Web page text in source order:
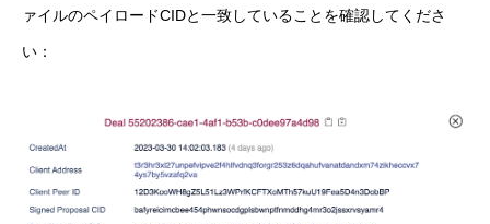
ァイルのペイロードCIDと一致していることを確認してくださ
い：